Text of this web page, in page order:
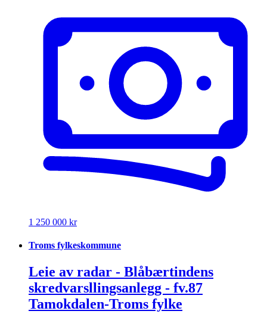
1 250 000 kr
Troms fylkeskommune
Leie av radar - Blåbærtindens
skredvarsllingsanlegg - fv.87
Tamokdalen-Troms fylke